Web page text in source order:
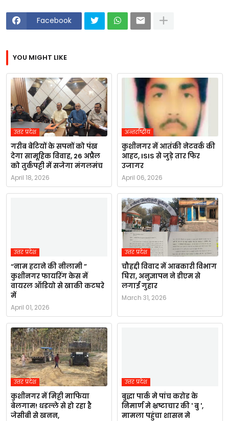
Facebook
YOU MIGHT LIKE
उत्तर प्रदेश
गरीब बेटियों के सपनों को पंख
देगा सामूहिक विवाह, 26 अप्रैल
को तुर्कपट्टी में सजेगा मंगलमंच
April 18, 2026
अन्तर्राष्ट्रीय
कुशीनगर में आतंकी नेटवर्क की
आहट, ISIS से जुड़े तार फिर
उजागर
April 06, 2026
उत्तर प्रदेश
“नाम हटाने की नीलामी ”
कुशीनगर फायरिंग केस में
वायरल ऑडियो से खाकी कटघरे
में
April 01, 2026
उत्तर प्रदेश
चौहद्दी विवाद में आबकारी विभाग
घिरा, अनुज्ञापन ने डीएम से
लगाई गुहार
March 31, 2026
उत्तर प्रदेश
कुशीनगर में मिट्टी माफिया
बेलगाम! धडल्ले से हो रहा है
जेसीबी से खनन,
उत्तर प्रदेश
बुद्धा पार्क मे पांच करोड के
निमार्ण मे भ्रष्टाचार की ' बु ',
मामला पहुंचा शासन मे